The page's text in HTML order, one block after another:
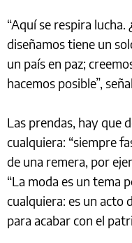
“Aquí se respira lucha.
diseñamos tiene un
un país en paz;
hacemos posible”,
Las prendas, hay que
cualquiera: “siempre
de una remera, por
“La moda es un tema
cualquiera: es un acto
para acabar con el